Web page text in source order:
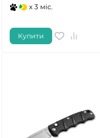
x 3 міс.
Купити